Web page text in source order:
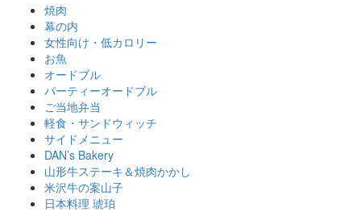
焼肉
幕の内
女性向け・低カロリー
お魚
オードブル
パーティーオードブル
ご当地弁当
軽食・サンドウィッチ
サイドメニュー
DAN’s Bakery
山形牛ステーキ＆焼肉かかし
米沢牛の案山子
日本料理 琥珀